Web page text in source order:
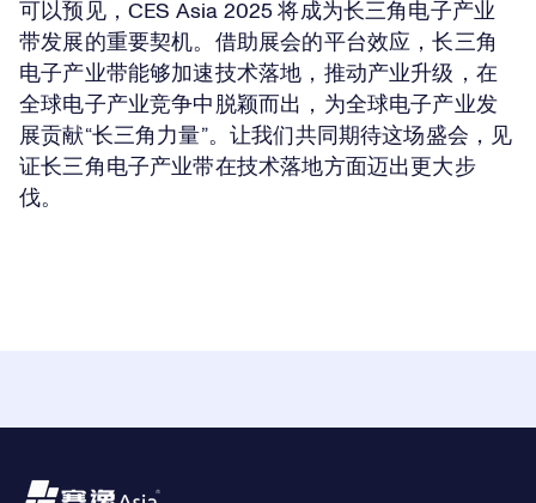
可以预见，CES Asia 2025 将成为长三角电子产业
带发展的重要契机。借助展会的平台效应，长三角
电子产业带能够加速技术落地，推动产业升级，在
全球电子产业竞争中脱颖而出，为全球电子产业发
展贡献“长三角力量”。让我们共同期待这场盛会，见
证长三角电子产业带在技术落地方面迈出更大步
伐。
Footer